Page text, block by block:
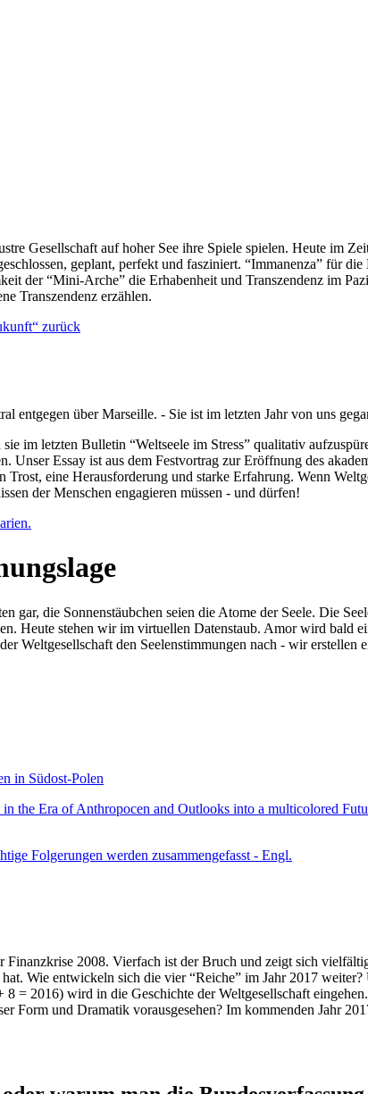
Gesellschaft auf hoher See ihre Spiele spielen. Heute im
geplant, perfekt und fasziniert. “Immanenza” für
der “Mini-Arche” die Erhabenheit und Transzendenz im
Transzendenz erzählen.
zurück
entgegen über Marseille. - Sie ist im letzten Jahr von uns
im letzten Bulletin “Weltseele im Stress” qualitativ
Essay ist aus dem Festvortrag zur Eröffnung des
eine Herausforderung und starke Erfahrung. Wenn
der Menschen engagieren müssen - und dürfen!
gar, die Sonnenstäubchen seien die Atome der Seele. Die
Heute stehen wir im virtuellen Datenstaub. Amor wird bald
Weltgesellschaft den Seelenstimmungen nach - wir erstellen
in Südost-Polen
Era of Anthropocen and Outlooks into a multicolored
Folgerungen werden zusammengefasst - Engl.
2008. Vierfach ist der Bruch und zeigt sich
Wie entwickeln sich die vier “Reiche” im Jahr 2017
= 2016) wird in die Geschichte der Weltgesellschaft
Form und Dramatik vorausgesehen? Im kommenden Jahr